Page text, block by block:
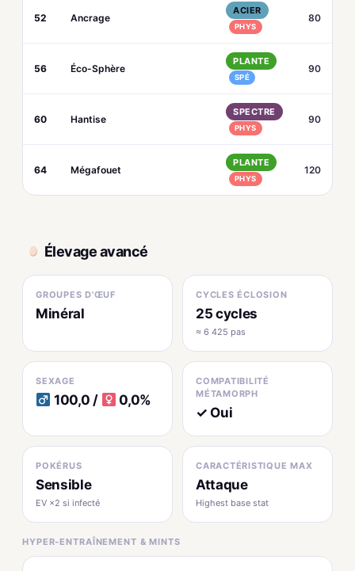
52 Ancrage
ACIER
PHYS
80
56 Éco-Sphère
PLANTE
SPÉ
90
60 Hantise
SPECTRE
PHYS
90
64 Mégafouet
PLANTE
PHYS
120
Élevage avancé
GROUPES D'ŒUF
Minéral
CYCLES ÉCLOSION
25 cycles
≈ 6 425 pas
SEXAGE
100,0 / 0,0%
COMPATIBILITÉ
MÉTAMORPH
✓ Oui
POKÉRUS
Sensible
EV ×2 si infecté
CARACTÉRISTIQUE MAX
Attaque
Highest base stat
HYPER-ENTRAÎNEMENT & MINTS